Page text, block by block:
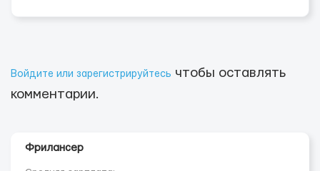
Войдите или зарегистрируйтесь чтобы оставлять
комментарии.
Фрилансер